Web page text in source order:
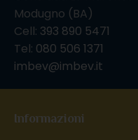
Modugno (BA)
Cell: 393 890 5471
Tel: 080 506 1371
imbev@imbev.it
Informazioni